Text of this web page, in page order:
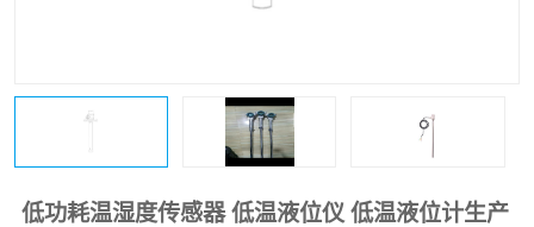
低功耗温湿度传感器 低温液位仪 低温液位计生产
流量仪表 加油站液位仪